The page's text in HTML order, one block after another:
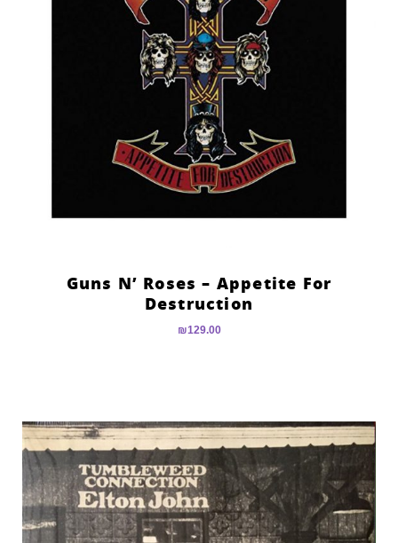
Guns N’ Roses – Appetite For
Destruction
₪129.00